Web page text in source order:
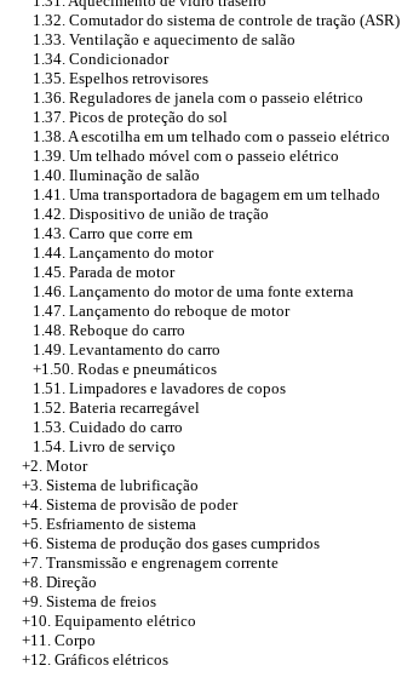
1.32. Comutador do sistema de controle de tração (ASR)
1.33. Ventilação e aquecimento de salão
1.34. Condicionador
1.35. Espelhos retrovisores
1.36. Reguladores de janela com o passeio elétrico
1.37. Picos de proteção do sol
1.38. A escotilha em um telhado com o passeio elétrico
1.39. Um telhado móvel com o passeio elétrico
1.40. Iluminação de salão
1.41. Uma transportadora de bagagem em um telhado
1.42. Dispositivo de união de tração
1.43. Carro que corre em
1.44. Lançamento do motor
1.45. Parada de motor
1.46. Lançamento do motor de uma fonte externa
1.47. Lançamento do reboque de motor
1.48. Reboque do carro
1.49. Levantamento do carro
+1.50. Rodas e pneumáticos
1.51. Limpadores e lavadores de copos
1.52. Bateria recarregável
1.53. Cuidado do carro
1.54. Livro de serviço
+2. Motor
+3. Sistema de lubrificação
+4. Sistema de provisão de poder
+5. Esfriamento de sistema
+6. Sistema de produção dos gases cumpridos
+7. Transmissão e engrenagem corrente
+8. Direção
+9. Sistema de freios
+10. Equipamento elétrico
+11. Corpo
+12. Gráficos elétricos